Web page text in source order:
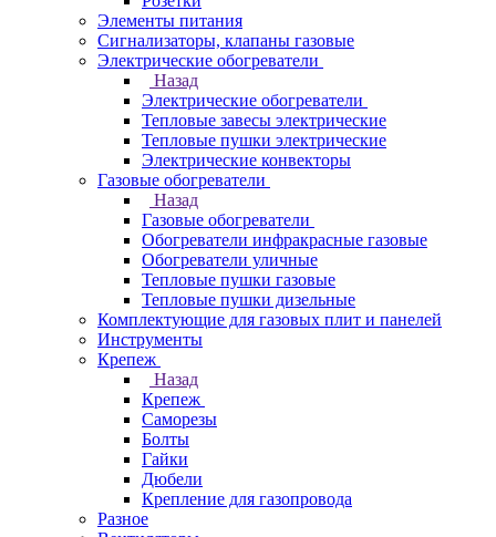
Элементы питания
Сигнализаторы, клапаны газовые
Электрические обогреватели
Назад
Электрические обогреватели
Тепловые завесы электрические
Тепловые пушки электрические
Электрические конвекторы
Газовые обогреватели
Назад
Газовые обогреватели
Обогреватели инфракрасные газовые
Обогреватели уличные
Тепловые пушки газовые
Тепловые пушки дизельные
Комплектующие для газовых плит и панелей
Инструменты
Крепеж
Назад
Крепеж
Саморезы
Болты
Гайки
Дюбели
Крепление для газопровода
Разное